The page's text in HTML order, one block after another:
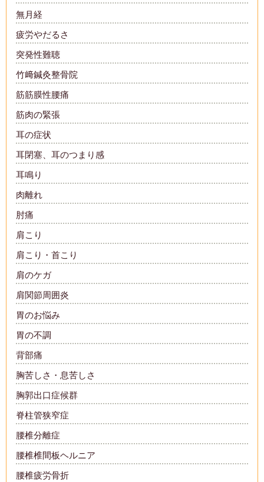
無月経
疲労やだるさ
突発性難聴
竹﨑鍼灸整骨院
筋筋膜性腰痛
筋肉の緊張
耳の症状
耳閉塞、耳のつまり感
耳鳴り
肉離れ
肘痛
肩こり
肩こり・首こり
肩のケガ
肩関節周囲炎
胃のお悩み
胃の不調
背部痛
胸苦しさ・息苦しさ
胸郭出口症候群
脊柱管狭窄症
腰椎分離症
腰椎椎間板ヘルニア
腰椎疲労骨折